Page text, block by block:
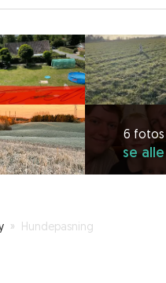
6 fotos
se alle
» Hundepasning